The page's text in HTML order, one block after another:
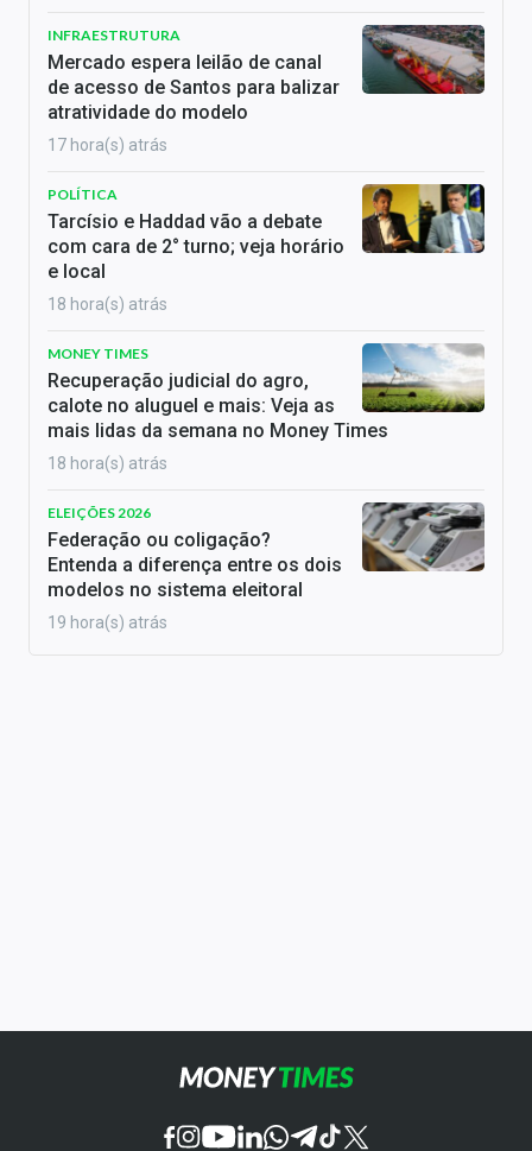
INFRAESTRUTURA
Mercado espera leilão de canal
de acesso de Santos para balizar
atratividade do modelo
17 hora(s) atrás
POLÍTICA
Tarcísio e Haddad vão a debate
com cara de 2° turno; veja horário
e local
18 hora(s) atrás
MONEY TIMES
Recuperação judicial do agro,
calote no aluguel e mais: Veja as
mais lidas da semana no Money Times
18 hora(s) atrás
ELEIÇÕES 2026
Federação ou coligação?
Entenda a diferença entre os dois
modelos no sistema eleitoral
19 hora(s) atrás